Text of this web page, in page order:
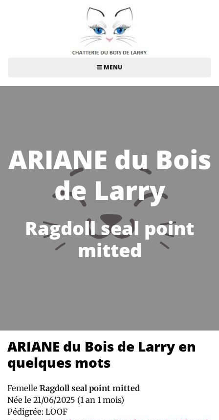
MENU
ARIANE du Bois
de Larry
Ragdoll seal point
mitted
ARIANE du Bois de Larry en
quelques mots
Femelle Ragdoll seal point mitted
Née le 21/06/2025 (1 an 1 mois)
Pédigrée: LOOF